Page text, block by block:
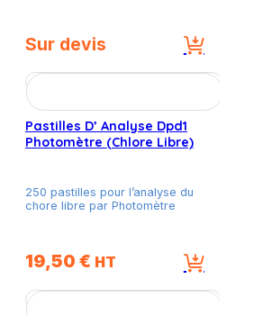
Sur devis
Pastilles D’ Analyse Dpd1
Photomètre (Chlore Libre)
250 pastilles pour l’analyse du
chore libre par Photomètre
19,50 € HT